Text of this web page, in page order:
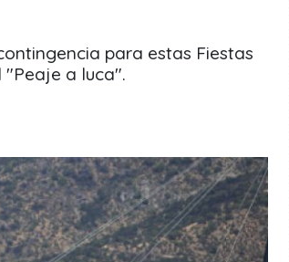
para estas Fiestas
a luca".